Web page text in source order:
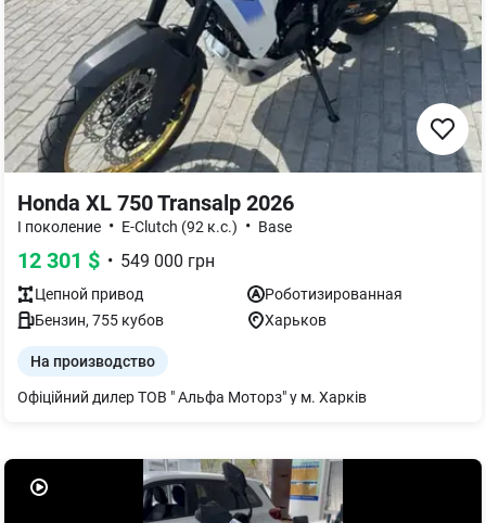
Honda XL 750 Transalp 2026
I поколение • E-Clutch (92 к.с.) • Base
12 301 $ • 549 000 грн
Цепной привод
Роботизированная
Бензин, 755 кубов Харьков
На производство
Офіційний дилер ТОВ " Альфа Моторз" у м. Харків